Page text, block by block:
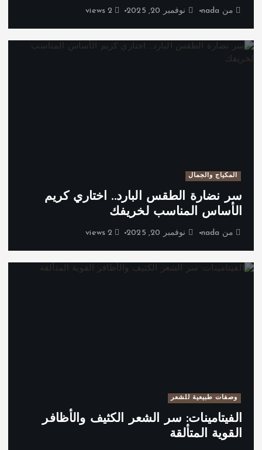
من nada نوفمبر 20, 2025
المكياج والجمال
سر نضارة الطقس البارد.. اختاري كريم
الأساس المناسب لخريفك
من nada نوفمبر 20, 2025
وصفات طبيعية للشعر
الفيتامينات: سر الشعر الكثيف والأظافر
القوية المتألقة